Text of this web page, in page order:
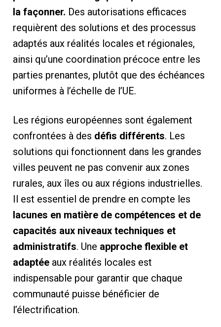
la façonner. Des autorisations efficaces
requièrent des solutions et des processus
adaptés aux réalités locales et régionales,
ainsi qu’une coordination précoce entre les
parties prenantes, plutôt que des échéances
uniformes à l’échelle de l’UE.
Les régions européennes sont également
confrontées à des défis différents. Les
solutions qui fonctionnent dans les grandes
villes peuvent ne pas convenir aux zones
rurales, aux îles ou aux régions industrielles.
Il est essentiel de prendre en compte les
lacunes en matière de compétences et de
capacités aux niveaux techniques et
administratifs. Une approche flexible et
adaptéeaux réalités locales est
indispensable pour garantir que chaque
communauté puisse bénéficier de
l’électrification.